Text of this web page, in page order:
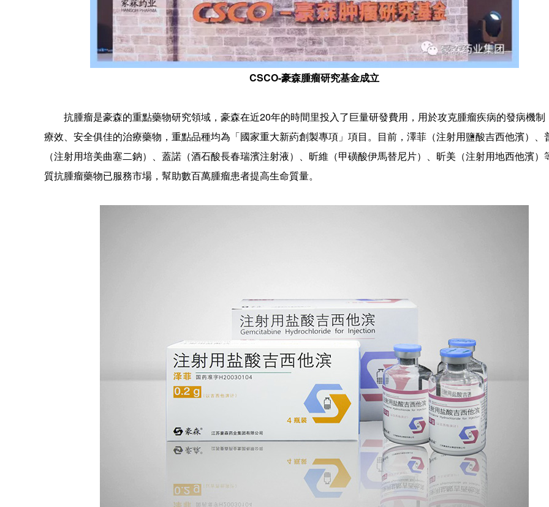
CSCO-豪森腫瘤研究基金成立
抗腫瘤是豪森的重點藥物研究領域，豪森在近20年的時間里投入了巨量研發費用，用於攻克腫瘤疾病的發病機制
療效、安全俱佳的治療藥物，重點品種均為「國家重大新葯創製專項」項目。目前，澤菲（注射用鹽酸吉西他濱）、
（注射用培美曲塞二鈉）、蓋諾（酒石酸長春瑞濱注射液）、昕維（甲磺酸伊馬替尼片）、昕美（注射用地西他濱）
質抗腫瘤藥物已服務市場，幫助數百萬腫瘤患者提高生命質量。